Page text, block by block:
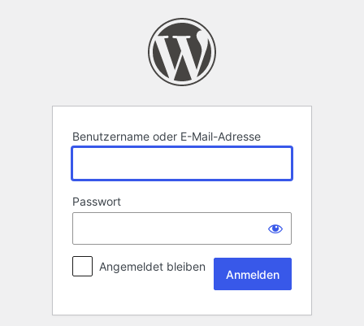
Benutzername oder E-Mail-Adresse
Passwort
Angemeldet bleiben